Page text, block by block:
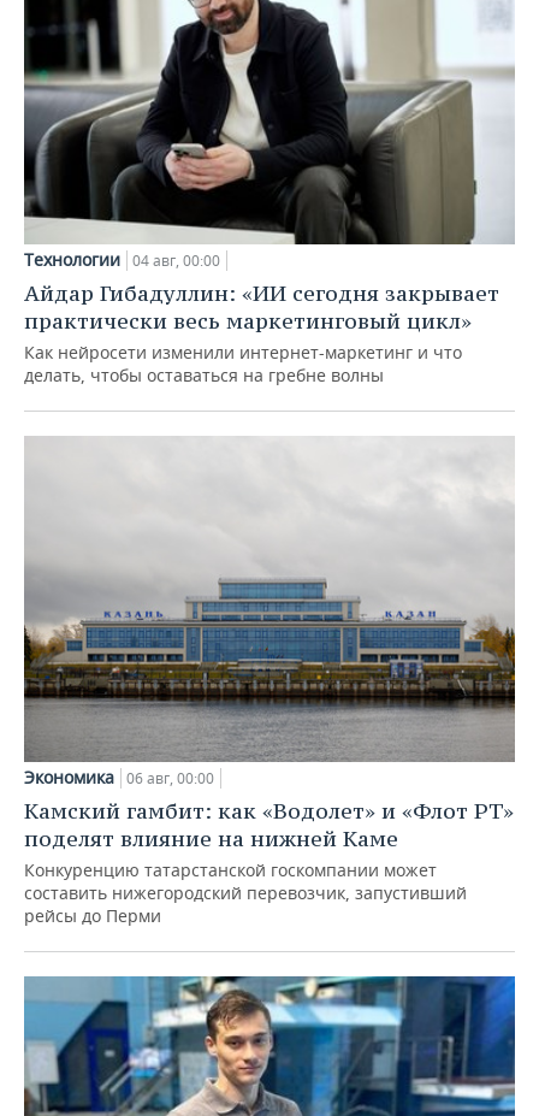
Технологии 04 авг, 00:00
Айдар Гибадуллин: «ИИ сегодня закрывает
практически весь маркетинговый цикл»
Как нейросети изменили интернет-маркетинг и что
делать, чтобы оставаться на гребне волны
Экономика 06 авг, 00:00
Камский гамбит: как «Водолет» и «Флот РТ»
поделят влияние на нижней Каме
Конкуренцию татарстанской госкомпании может
составить нижегородский перевозчик, запустивший
рейсы до Перми